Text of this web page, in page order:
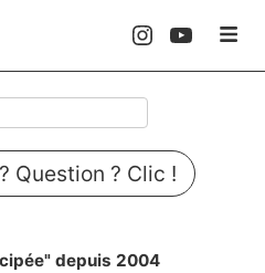
Question ? Clic !
depuis 2004